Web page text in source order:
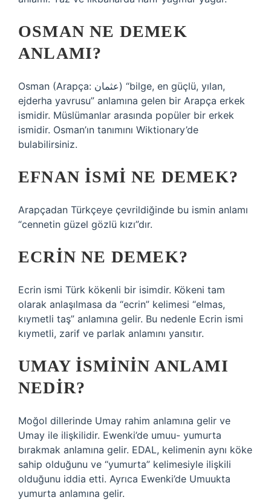
OSMAN NE DEMEK
ANLAMI?
Osman (Arapça: عثمان) “bilge, en güçlü, yılan,
ejderha yavrusu” anlamına gelen bir Arapça erkek
ismidir. Müslümanlar arasında popüler bir erkek
ismidir. Osman’ın tanımını Wiktionary’de
bulabilirsiniz.
EFNAN ISMI NE DEMEK?
Arapçadan Türkçeye çevrildiğinde bu ismin anlamı
“cennetin güzel gözlü kızı”dır.
ECRIN NE DEMEK?
Ecrin ismi Türk kökenli bir isimdir. Kökeni tam
olarak anlaşılmasa da “ecrin” kelimesi “elmas,
kıymetli taş” anlamına gelir. Bu nedenle Ecrin ismi
kıymetli, zarif ve parlak anlamını yansıtır.
UMAY ISMININ ANLAMI
NEDIR?
Moğol dillerinde Umay rahim anlamına gelir ve
Umay ile ilişkilidir. Ewenki’de umuu- yumurta
bırakmak anlamına gelir. EDAL, kelimenin aynı köke
sahip olduğunu ve “yumurta” kelimesiyle ilişkili
olduğunu iddia etti. Ayrıca Ewenki’de Umuukta
yumurta anlamına gelir.